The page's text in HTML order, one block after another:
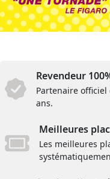
Revendeur
Partenaire officiel
ans.
Meilleures
Les meilleures